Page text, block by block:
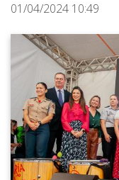
01/04/2024 10:49